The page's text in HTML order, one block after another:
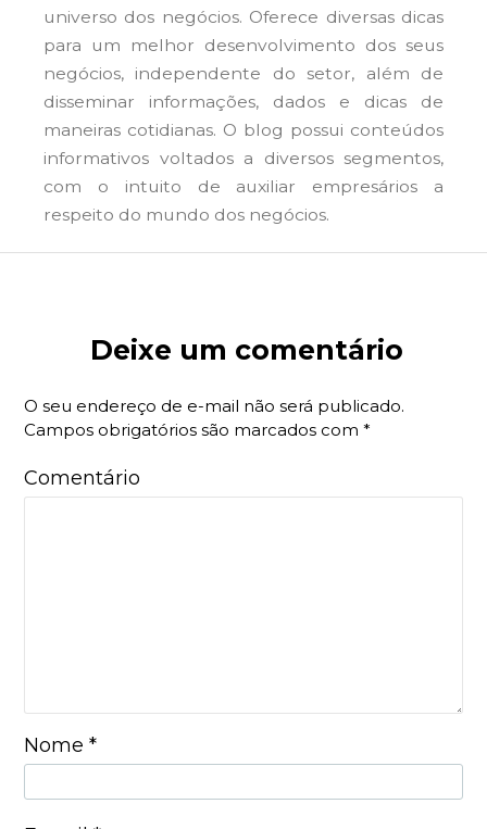
universo dos negócios. Oferece diversas dicas
para um melhor desenvolvimento dos seus
negócios, independente do setor, além de
disseminar informações, dados e dicas de
maneiras cotidianas. O blog possui conteúdos
informativos voltados a diversos segmentos,
com o intuito de auxiliar empresários a
respeito do mundo dos negócios.
Deixe um comentário
O seu endereço de e-mail não será publicado.
Campos obrigatórios são marcados com*
Comentário
Nome*